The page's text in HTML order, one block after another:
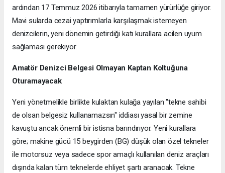
ardından 17 Temmuz 2026 itibarıyla tamamen yürürlüğe giriyor.
Mavi sularda cezai yaptırımlarla karşılaşmak istemeyen
denizcilerin, yeni dönemin getirdiği katı kurallara acilen uyum
sağlaması gerekiyor.
​Amatör Denizci Belgesi Olmayan Kaptan Koltuğuna
Oturamayacak
​Yeni yönetmelikle birlikte kulaktan kulağa yayılan "tekne sahibi
de olsan belgesiz kullanamazsın" iddiası yasal bir zemine
kavuştu ancak önemli bir istisna barındırıyor. Yeni kurallara
göre; makine gücü 15 beygirden (BG) düşük olan özel tekneler
ile motorsuz veya sadece spor amaçlı kullanılan deniz araçları
dışında kalan tüm teknelerde ehliyet şartı aranacak. Tekne